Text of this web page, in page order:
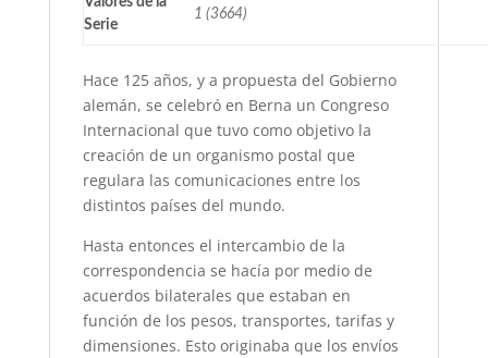
Serie
1 (3664)
Hace 125 años, y a propuesta del Gobierno
alemán, se celebró en Berna un Congreso
Internacional que tuvo como objetivo la
creación de un organismo postal que
regulara las comunicaciones entre los
distintos países del mundo.
Hasta entonces el intercambio de la
correspondencia se hacía por medio de
acuerdos bilaterales que estaban en
función de los pesos, transportes, tarifas y
dimensiones. Esto originaba que los envíos